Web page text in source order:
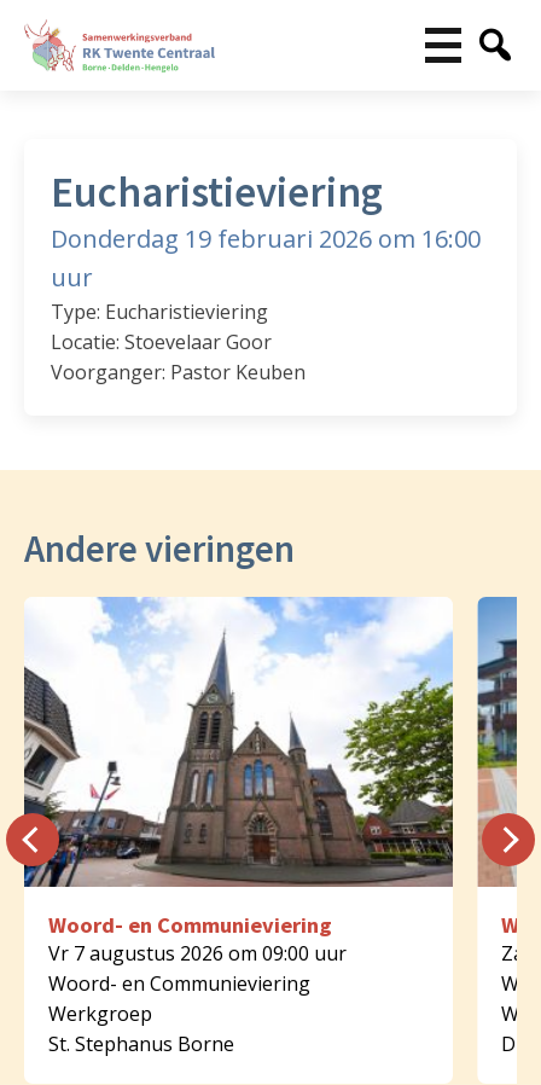
Eucharistieviering
Donderdag 19 februari 2026 om 16:00
uur
Type: Eucharistieviering
Locatie: Stoevelaar Goor
Voorganger: Pastor Keuben
Andere vieringen
Woord- en Communieviering
Vr 7 augustus 2026 om 09:00 uur
Woord- en Communieviering
Werkgroep
St. Stephanus Borne
Za